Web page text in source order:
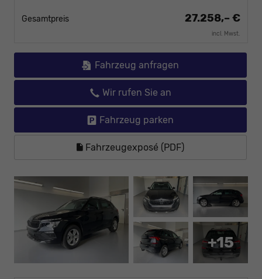
Gesamtpreis 27.258,– €
incl. Mwst.
Fahrzeug anfragen
Wir rufen Sie an
Fahrzeug parken
Fahrzeugexposé (PDF)
+15